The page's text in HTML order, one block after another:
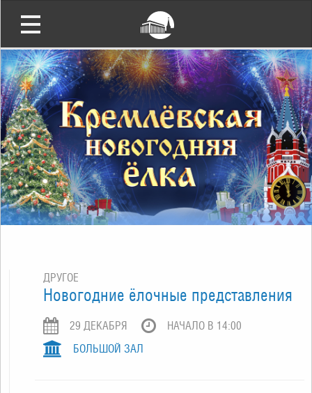
ДРУГОЕ
Новогодние ёлочные представления
29 ДЕКАБРЯ
НАЧАЛО В 14:00
БОЛЬШОЙ ЗАЛ